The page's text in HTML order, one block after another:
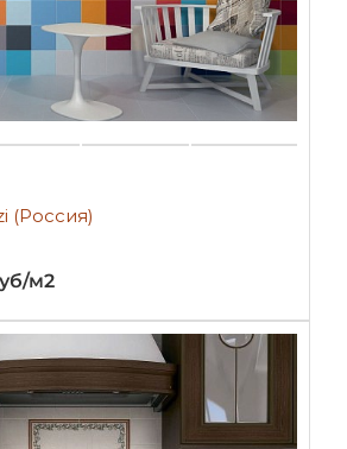
(Россия)
м2